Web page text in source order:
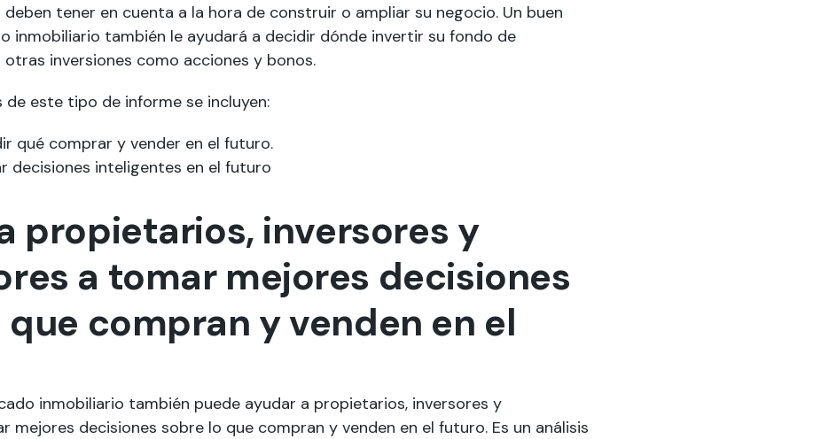
deben tener en cuenta a la hora de construir o ampliar su negocio. Un buen
inmobiliario también le ayudará a decidir dónde invertir su fondo de
otras inversiones como acciones y bonos.
de este tipo de informe se incluyen:
qué comprar y vender en el futuro.
decisiones inteligentes en el futuro
propietarios, inversores y
a tomar mejores decisiones
compran y venden en el
inmobiliario también puede ayudar a propietarios, inversores y
mejores decisiones sobre lo que compran y venden en el futuro. Es un análisis